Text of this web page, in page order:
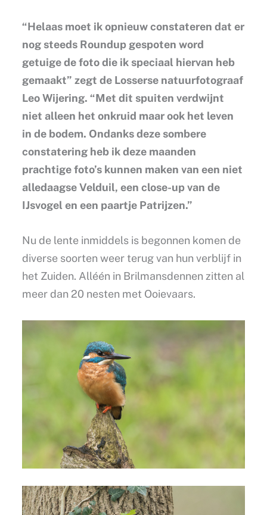
“Helaas moet ik opnieuw constateren dat er
nog steeds Roundup gespoten word
getuige de foto die ik speciaal hiervan heb
gemaakt” zegt de Losserse natuurfotograaf
Leo Wijering. “Met dit spuiten verdwijnt
niet alleen het onkruid maar ook het leven
in de bodem. Ondanks deze sombere
constatering heb ik deze maanden
prachtige foto’s kunnen maken van een niet
alledaagse Velduil, een close-up van de
IJsvogel en een paartje Patrijzen.”
Nu de lente inmiddels is begonnen komen de
diverse soorten weer terug van hun verblijf in
het Zuiden. Alléén in Brilmansdennen zitten al
meer dan 20 nesten met Ooievaars.